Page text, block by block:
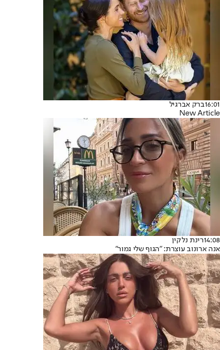
16:01ברק אברגיל
New Article
14:08רינת נלקין
אנה ארונוב עוצרת: "הגוף שלי גמור"